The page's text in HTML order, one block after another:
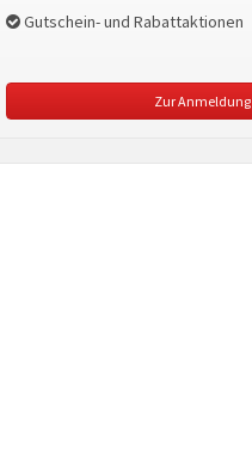
Gutschein- und Rabattaktionen
Zur Anmeldung